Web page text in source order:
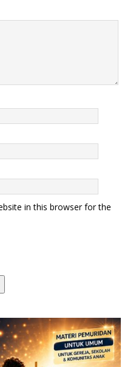
in this browser for the